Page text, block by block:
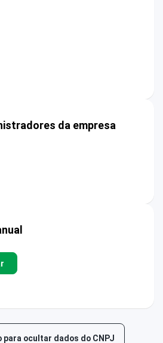
da empresa
para ocultar dados do CNPJ